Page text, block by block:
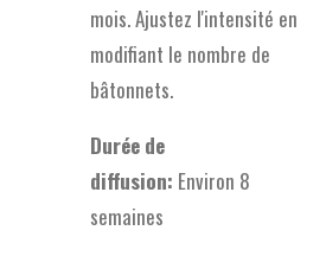
mois. Ajustez l'intensité en
modifiant le nombre de
bâtonnets.
Durée de
diffusion: Environ 8
semaines